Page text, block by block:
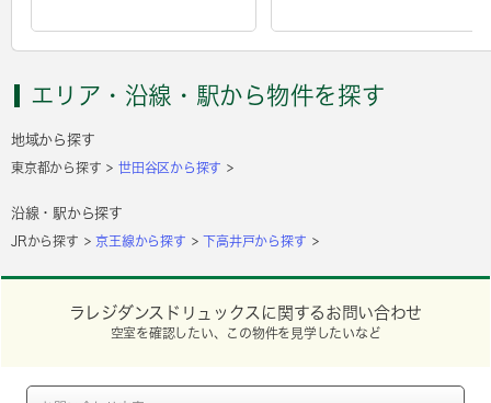
エリア・沿線・駅から物件を探す
地域から探す
東京都から探す 世田谷区から探す
沿線・駅から探す
JRから探す 京王線から探す 下高井戸から探す
ラレジダンスドリュックスに関するお問い合わせ
空室を確認したい、この物件を見学したいなど